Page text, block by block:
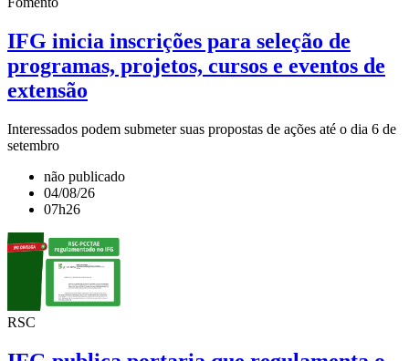
IFG inicia inscrições para seleção de
programas, projetos, cursos e eventos de
extensão
Interessados podem submeter suas propostas de ações até o dia 6 de
setembro
não publicado
04/08/26
07h26
RSC